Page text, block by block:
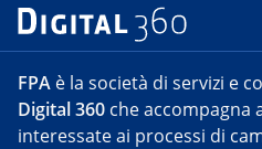
FPA è la società di servizi e
Digital 360 che accompagna
interessate ai processi di